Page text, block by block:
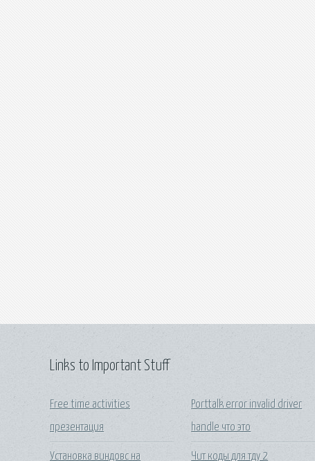
Links to Important Stuff
Free time activities
презентация
Установка виндовс на
Porttalk error invalid driver
handle что это
Чит коды для тду 2